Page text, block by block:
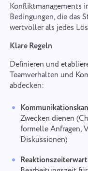
Konfliktmanagements
Bedingungen, die das
wertvoller als jedes
Klare Regeln
Definieren und
Teamverhalten und
abdecken:
Zwecken dienen
formelle Anfragen,
Diskussionen)